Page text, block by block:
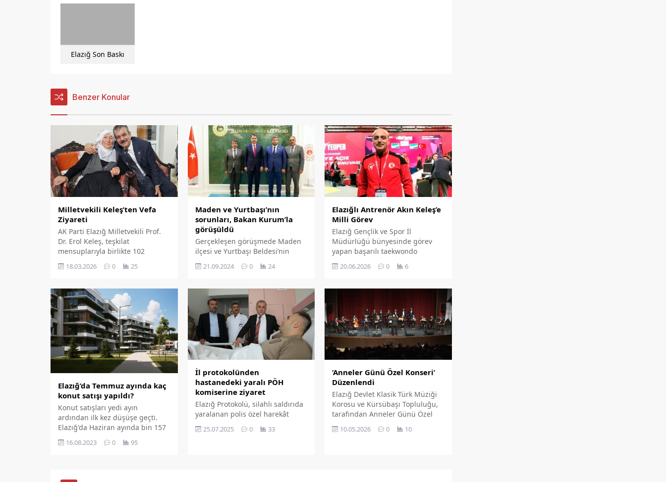
Elazığ Son Baskı
Benzer Konular
Milletvekili Keleş’ten Vefa
Ziyareti
AK Parti Elazığ Milletvekili Prof.
Dr. Erol Keleş, teşkilat
mensuplarıyla birlikte 102
Samimi bir atmosferde geçen
hayır duasını alan Keleş, o anları
'Gönül köprülerimizi
güçlendirmeye devam ediyoruz'
sözleriyle paylaştı.
18.03.2026 0 25
Maden ve Yurtbaşı’nın
sorunları, Bakan Kurum’la
görüşüldü
Gerçekleşen görüşmede Maden
ilçesi ve Yurtbaşı Beldesi’nin
projeler masaya yatırıldı. Ayrıca
Mirasları listesinde yer alması
için de Bakan Kurum’dan destek
istendi. Milletvekili Nazırlı
gerçekleşen ziyarete ilişkin sosyal
medya hesabından yaptığı
paylaşımda: “Maden Belediye
Başkanımız Sayın Musa Orhan ve
Yurtbaşı Belediye Başkanımız
Sayın Nihat...
21.09.2024 0 24
Elazığlı Antrenör Akın Keleş’e
Milli Görev
Elazığ Gençlik ve Spor İl
Müdürlüğü bünyesinde görev
yapan başarılı taekwondo
uluslararası organizasyonda
olarak ülkemizi temsil edecek.
20.06.2026 0 6
Elazığ’da Temmuz ayında kaç
konut satışı yapıldı?
Konut satışları yedi ayın
ardından ilk kez düşüşe geçti.
Elazığ'da Haziran ayında bin 157
konut satılırken, bu rakam
temmuz ayında 227 azalarak, 930
16.08.2023 0 95
İl protokolünden
hastanedeki yaralı PÖH
komiserine ziyaret
Elazığ Protokolü, silahlı saldırıda
yaralanan polis özel harekât
komiseri Furkan Pazarbaşı'nı
hastanede ziyaret etti.
25.07.2025 0 33
‘Anneler Günü Özel Konseri’
Düzenlendi
Elazığ Devlet Klasik Türk Müziği
Korosu ve Kürsübaşı Topluluğu,
tarafından Anneler Günü Özel
Konseri düzenlendi.
10.05.2026 0 10